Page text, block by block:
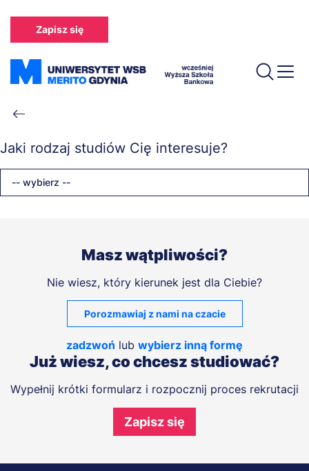
treści
Zapisz się
Ścieżka
nawigacyjna
Jaki rodzaj studiów Cię interesuje?
-- wybierz --
Masz wątpliwości?
Nie wiesz, który kierunek jest dla Ciebie?
Porozmawiaj z nami na czacie
zadzwoń lub wybierz inną formę
Już wiesz, co chcesz studiować?
Wypełnij krótki formularz i rozpocznij proces rekrutacji
Zapisz się